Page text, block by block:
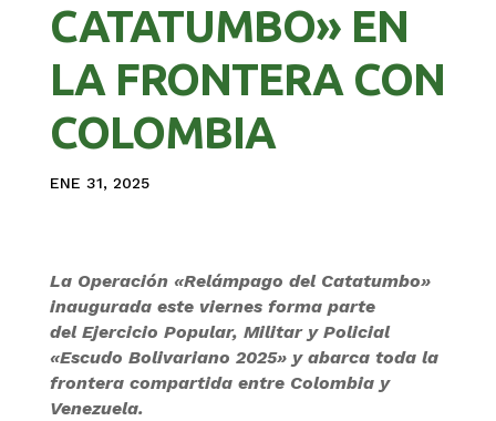
CATATUMBO» EN
LA FRONTERA CON
COLOMBIA
ENE 31, 2025
La Operación «Relámpago del Catatumbo»
inaugurada este viernes forma parte
del Ejercicio Popular, Militar y Policial
«Escudo Bolivariano 2025» y abarca toda la
frontera compartida entre Colombia y
Venezuela.